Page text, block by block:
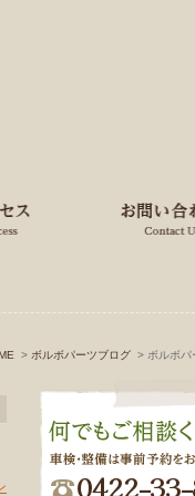
ボルボパーツブログ